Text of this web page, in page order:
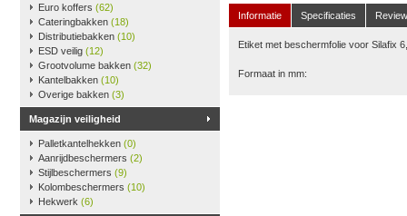
Euro koffers (62)
Cateringbakken (18)
Distributiebakken (10)
ESD veilig (12)
Grootvolume bakken (32)
Kantelbakken (10)
Overige bakken (3)
Magazijn veiligheid
Palletkantelhekken (0)
Aanrijdbeschermers (2)
Stijlbeschermers (9)
Kolombeschermers (10)
Hekwerk (6)
Informatie Specificaties
Etiket met beschermfolie voor Silafix
Formaat in mm: